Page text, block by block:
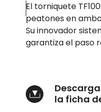
El torniquete
peatones en
Su innovador
garantiza el paso
la ficha